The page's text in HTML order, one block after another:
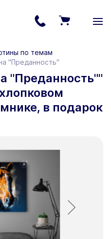
по темам
"Преданность"
"Преданность""
в подарок